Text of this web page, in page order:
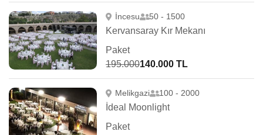
İncesu 50 - 1500
Kervansaray Kır Mekanı
Paket
195.000140.000 TL
Melikgazi 100 - 2000
İdeal Moonlight
Paket